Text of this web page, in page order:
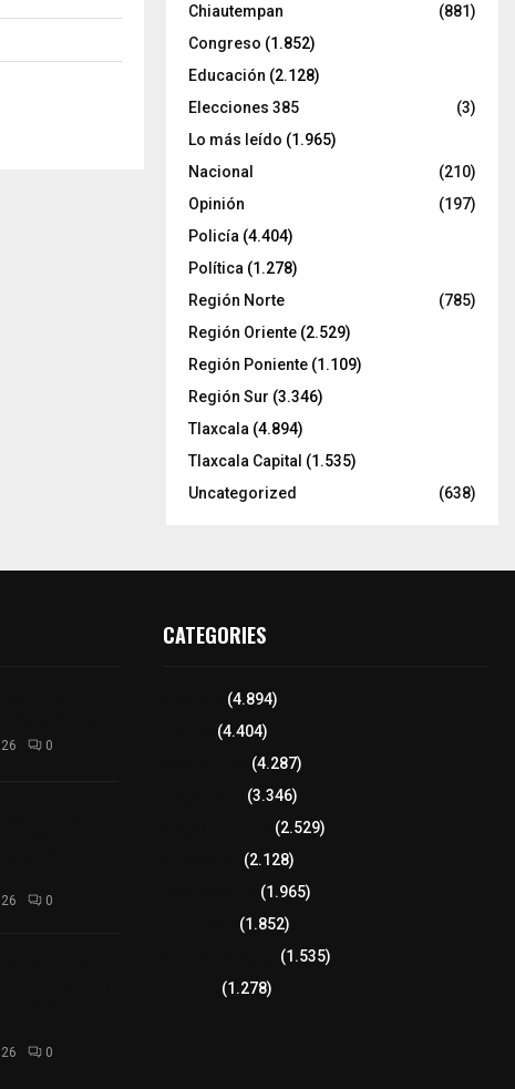
Chiautempan
(881)
Congreso (1.852)
Educación (2.128)
Elecciones 385
(3)
Lo más leído (1.965)
Nacional
(210)
Opinión
(197)
Policía (4.404)
Política (1.278)
Región Norte
(785)
Región Oriente (2.529)
Región Poniente (1.109)
Región Sur (3.346)
Tlaxcala (4.894)
Tlaxcala Capital (1.535)
Uncategorized
(638)
0
0
0
CATEGORIES
(4.894)
(4.404)
(4.287)
(3.346)
(2.529)
(2.128)
(1.965)
(1.852)
(1.535)
(1.278)